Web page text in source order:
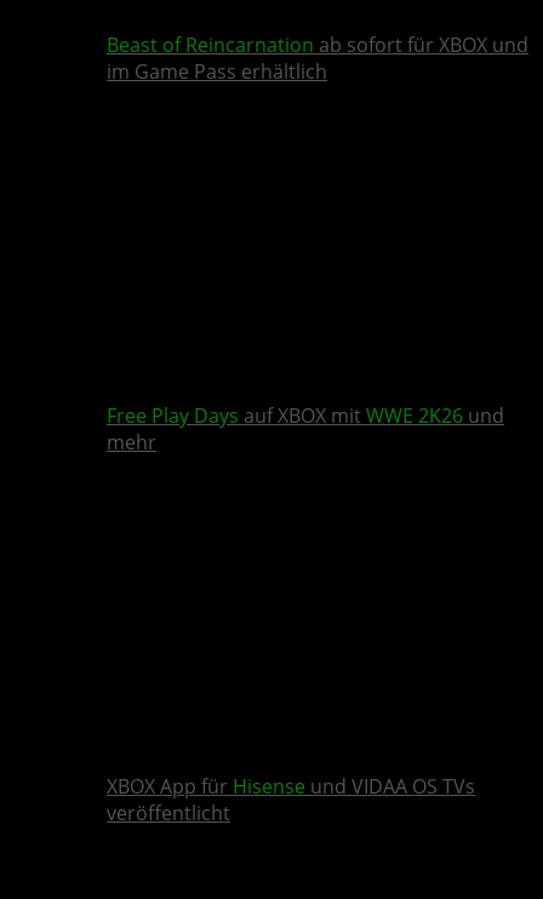
Beast of Reincarnation ab sofort für XBOX und
im Game Pass erhältlich
Free Play Days auf XBOX mit WWE 2K26 und
mehr
XBOX App für Hisense und VIDAA OS TVs
veröffentlicht